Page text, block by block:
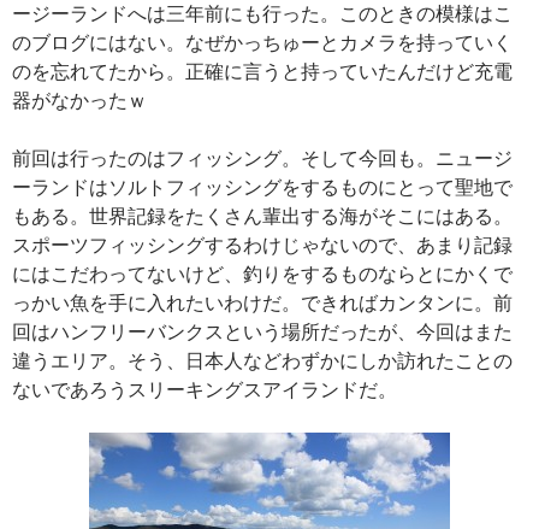
ージーランドへは三年前にも行った。このときの模様はこ
のブログにはない。なぜかっちゅーとカメラを持っていく
のを忘れてたから。正確に言うと持っていたんだけど充電
器がなかったｗ
前回は行ったのはフィッシング。そして今回も。ニュージ
ーランドはソルトフィッシングをするものにとって聖地で
もある。世界記録をたくさん輩出する海がそこにはある。
スポーツフィッシングするわけじゃないので、あまり記録
にはこだわってないけど、釣りをするものならとにかくで
っかい魚を手に入れたいわけだ。できればカンタンに。前
回はハンフリーバンクスという場所だったが、今回はまた
違うエリア。そう、日本人などわずかにしか訪れたことの
ないであろうスリーキングスアイランドだ。